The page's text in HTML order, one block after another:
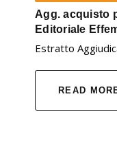
Agg. acquisto
Editoriale
Estratto
READ